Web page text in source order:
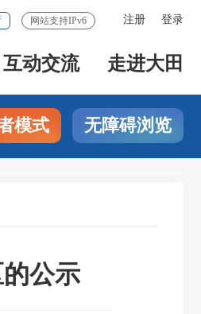
注册 登录
网站支持IPv6
互动交流 走进大田
模式 无障碍浏览
公示